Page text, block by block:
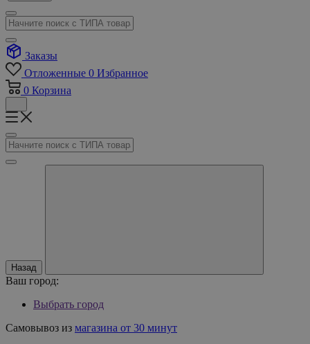
Заказы
Отложенные 0 Избранное
0 Корзина
Назад
Ваш город:
Выбрать город
Самовывоз из магазина от 30 минут